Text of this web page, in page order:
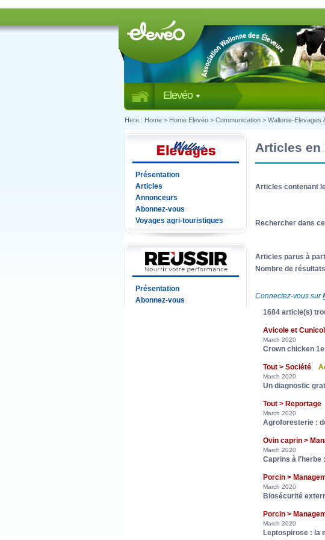
Elevéo
Here : Home > Home Elevéo > Communication > Wallonie-Elevages
Présentation
Articles
Annonceurs
Abonnez-vous
Voyages agri-touristiques
Présentation
Abonnez-vous
Articles en
Articles contenant
Rechercher dans
Articles parus à
Nombre de
Connectez-vous sur
1684 article(s)
Avicole et
March 2020
Crown chicken
Tout > Société
March 2020
Un diagnostic
Tout > Reportage
March 2020
Agroforesterie :
Ovin caprin >
March 2020
Caprins à l'herbe
Porcin >
March 2020
Biosécurité
Porcin >
March 2020
Leptospirose : la